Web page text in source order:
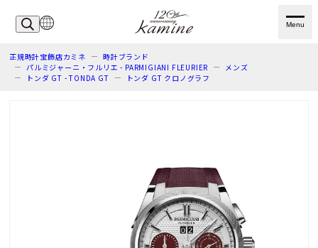
Menu
正規時計宝飾店カミネ
時計ブランド
パルミジャーニ・フルリエ - PARMIGIANI FLEURIER
メンズ
トンダ GT - TONDA GT
トンダ GT クロノグラフ